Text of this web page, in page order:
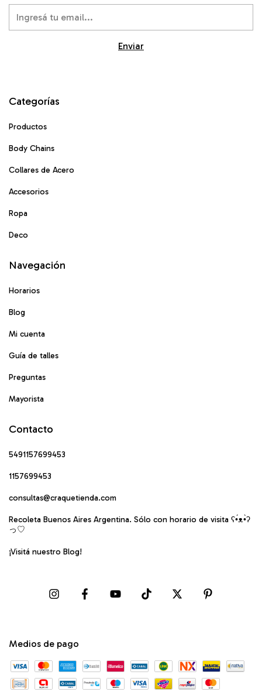
Categorías
Productos
Body Chains
Collares de Acero
Accesorios
Ropa
Deco
Navegación
Horarios
Blog
Mi cuenta
Guía de talles
Preguntas
Mayorista
Contacto
5491157699453
1157699453
consultas@craquetienda.com
Recoleta Buenos Aires Argentina. Sólo con horario de visita ʕ•́ᴥ•̀ʔ
っ♡
¡Visitá nuestro Blog!
Medios de pago